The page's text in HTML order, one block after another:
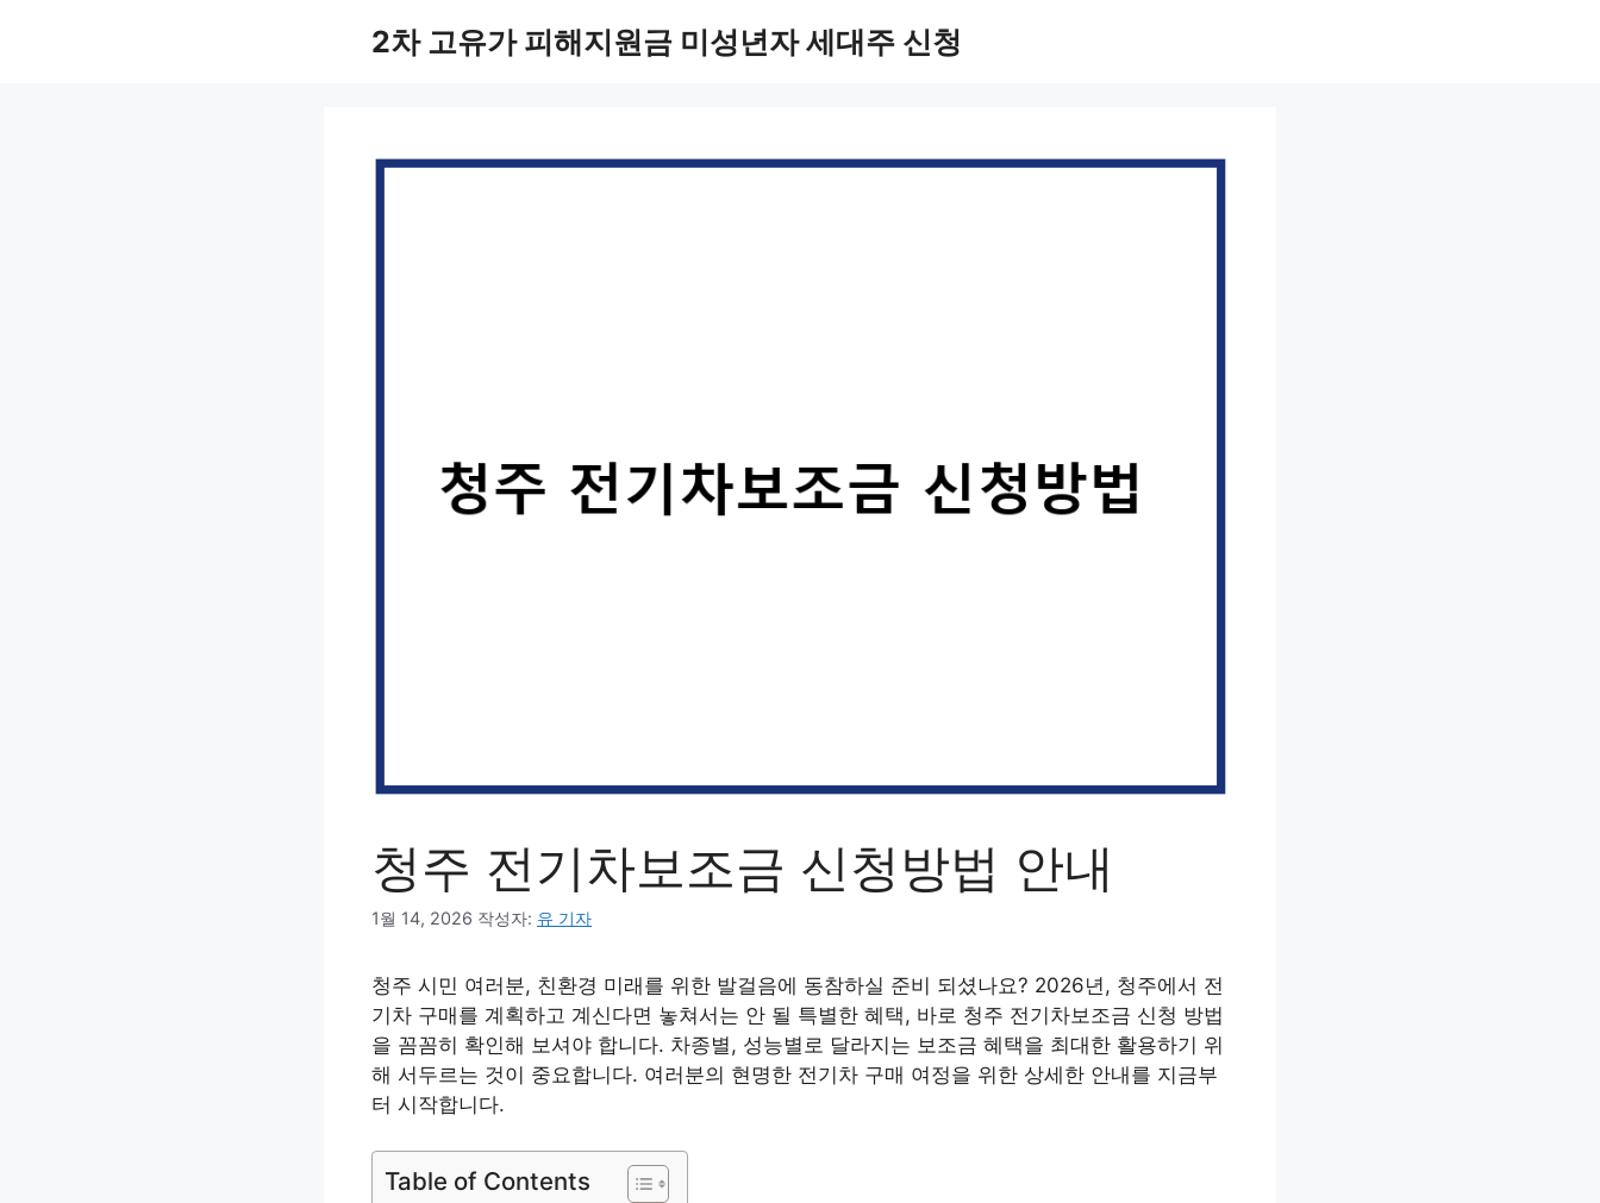
2차 고유가 피해지원금 미성년자 세대주 신청
청주 전기차보조금 신청방법 안내
1월 14, 2026 작성자: 유 기자
청주 시민 여러분, 친환경 미래를 위한 발걸음에 동참하실 준비 되셨나요? 2026년, 청주에서 전
기차 구매를 계획하고 계신다면 놓쳐서는 안 될 특별한 혜택, 바로 청주 전기차보조금 신청 방법
을 꼼꼼히 확인해 보셔야 합니다. 차종별, 성능별로 달라지는 보조금 혜택을 최대한 활용하기 위
해 서두르는 것이 중요합니다. 여러분의 현명한 전기차 구매 여정을 위한 상세한 안내를 지금부
터 시작합니다.
Table of Contents